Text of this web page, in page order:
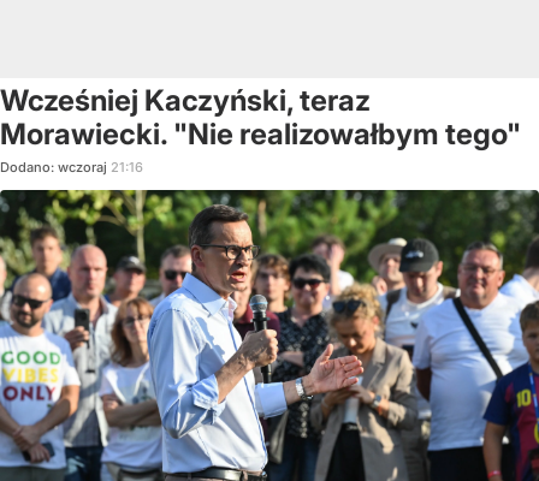
Wcześniej Kaczyński, teraz
Morawiecki. "Nie realizowałbym tego"
Dodano: wczoraj 21:16